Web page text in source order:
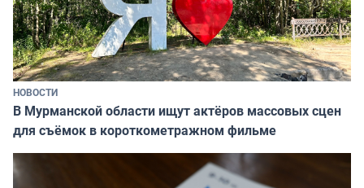
НОВОСТИ
В Мурманской области ищут актёров массовых сцен
для съёмок в короткометражном фильме